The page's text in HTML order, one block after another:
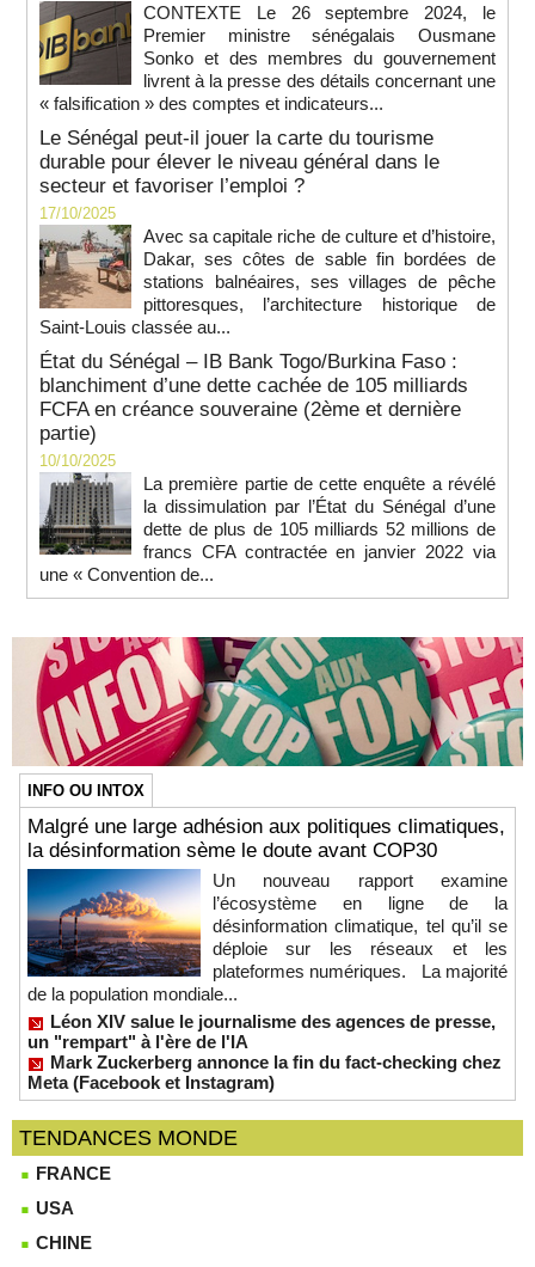
CONTEXTE Le 26 septembre 2024, le
Premier ministre sénégalais Ousmane
Sonko et des membres du gouvernement
livrent à la presse des détails concernant une
« falsification » des comptes et indicateurs...
Le Sénégal peut-il jouer la carte du tourisme
durable pour élever le niveau général dans le
secteur et favoriser l’emploi ?
17/10/2025
Avec sa capitale riche de culture et d’histoire,
Dakar, ses côtes de sable fin bordées de
stations balnéaires, ses villages de pêche
pittoresques, l’architecture historique de
Saint-Louis classée au...
État du Sénégal – IB Bank Togo/Burkina Faso :
blanchiment d’une dette cachée de 105 milliards
FCFA en créance souveraine (2ème et dernière
partie)
10/10/2025
La première partie de cette enquête a révélé
la dissimulation par l’État du Sénégal d’une
dette de plus de 105 milliards 52 millions de
francs CFA contractée en janvier 2022 via
une « Convention de...
INFO OU INTOX
Malgré une large adhésion aux politiques climatiques,
la désinformation sème le doute avant COP30
Un nouveau rapport examine
l’écosystème en ligne de la
désinformation climatique, tel qu’il se
déploie sur les réseaux et les
plateformes numériques. La majorité
de la population mondiale...
Léon XIV salue le journalisme des agences de presse,
un "rempart" à l'ère de l'IA
Mark Zuckerberg annonce la fin du fact-checking chez
Meta (Facebook et Instagram)
TENDANCES MONDE
FRANCE
USA
CHINE